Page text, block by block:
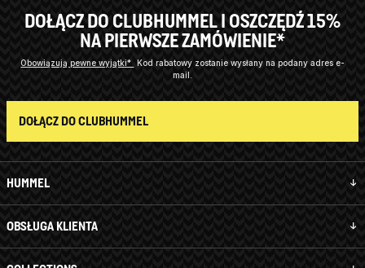
HUMMEL
OBSŁUGA KLIENTA
DOŁĄCZ DO CLUBHUMMEL I OSZCZĘDŹ 15%
NA PIERWSZE ZAMÓWIENIE*
Obowiązują pewne wyjątki* Kod rabatowy zostanie wysłany na podany adres e-
mail.
DOŁĄCZ DO CLUBHUMMEL